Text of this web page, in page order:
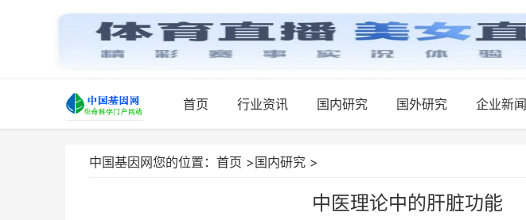
首页 行业资讯 国内研究 国外研究 企业新闻
中国基因网您的位置： 首页 > 国内研究 >
中医理论中的肝脏功能